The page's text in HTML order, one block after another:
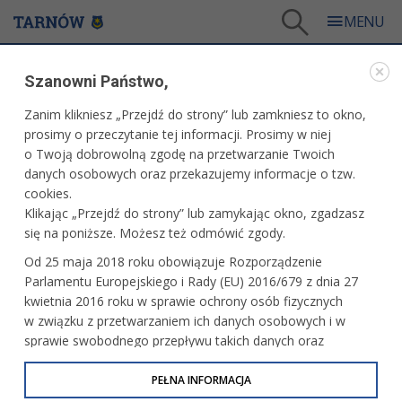
II nabór wniosków w programie „Innowacje dla Środowiska”
LIFE EKOMAŁOPOLSKA
II NABÓR WNIOSKÓW W PROGRAMIE „INNOWACJE
DLA ŚRODOWISKA”
Szanowni Państwo,
Zanim klikniesz „Przejdź do strony” lub zamkniesz to okno,
prosimy o przeczytanie tej informacji. Prosimy w niej
o Twoją dobrowolną zgodę na przetwarzanie Twoich
danych osobowych oraz przekazujemy informacje o tzw.
cookies.
Klikając „Przejdź do strony” lub zamykając okno, zgadzasz
się na poniższe. Możesz też odmówić zgody.
Od 25 maja 2018 roku obowiązuje Rozporządzenie
Parlamentu Europejskiego i Rady (EU) 2016/679 z dnia 27
kwietnia 2016 roku w sprawie ochrony osób fizycznych
w związku z przetwarzaniem ich danych osobowych i w
sprawie swobodnego przepływu takich danych oraz
uchylenia dyrektywy 95/46/WE (określane jako RODO, GDPR
lub Ogólne Rozporządzenie o Ochronie Danych
PEŁNA INFORMACJA